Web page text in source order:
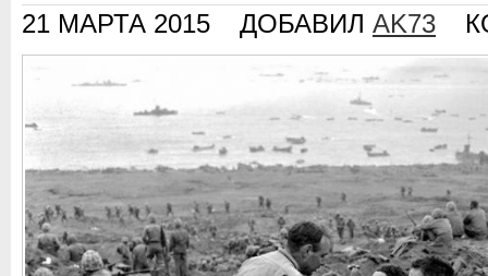
21 МАРТА 2015 ДОБАВИЛ AK73